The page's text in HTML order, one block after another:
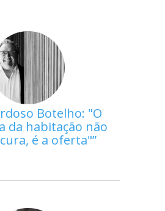
Botelho: "O
da habitação não
é a oferta"